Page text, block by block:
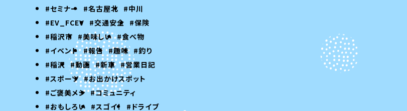
#セミナー
#名古屋北 #中川
#EV_FCEV #交通安全 #保険
#稲沢市 #美味しい #食べ物
#イベント #報告 #趣味 #釣り
#稲沢 #動画 #新車 #営業日記
#スポーツ #お出かけスポット
#ご褒美メシ #コミュニティ
#おもしろい #スゴイ！ #ドライブ